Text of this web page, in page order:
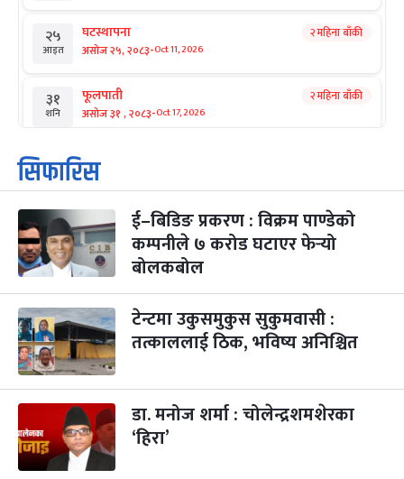
२५
आइत
घटस्थापना
असोज २५, २०८३-Oct 11, 2026
२ महिना बाँकी
३१
शनि
फूलपाती
असोज ३१ , २०८३-Oct 17, 2026
२ महिना बाँकी
१
आइत
कार्तिक सङ्क्रान्ति
कार्तिक १, २०८३
३
मंगल
महानवमी
कार्तिक ३, २०८३-Oct 20, 2026
२ महिना बाँकी
४
५
बिहि
पापा‌ङ्कुशा एकादशी व्रत
कार्तिक ५, २०८३
२ महिना बाँकी
आइत
कुकुर तिहार
कार्तिक २२, २०८३-Nov 8, 2026
३ महिना बाँकी
गाई पूजा
सिफारिस
ई–बिडिङ प्रकरण : विक्रम पाण्डेको
कम्पनीले ७ करोड घटाएर फेर्‍यो
बोलकबोल
टेन्टमा उकुसमुकुस सुकुमवासी :
तत्काललाई ठिक, भविष्य अनिश्चित
डा. मनोज शर्मा : चोलेन्द्रशमशेरका
‘हिरा’